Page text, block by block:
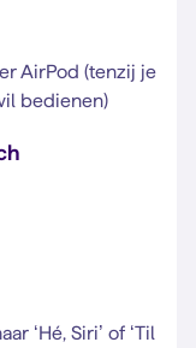
AirPod (tenzij je
bedienen)
‘Hé, Siri’ of ‘Til